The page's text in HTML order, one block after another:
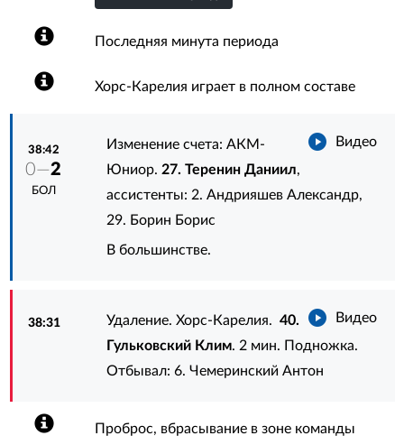
Последняя минута периода
Хорс-Карелия играет в полном составе
38:42
0—2
БОЛ
Видео
Изменение счета: АКМ-
Юниор.27. Теренин Даниил,
ассистенты: 2. Андрияшев Александр,
29. Борин Борис
В большинстве.
38:31 Видео
Удаление. Хорс-Карелия.40.
Гульковский Клим. 2 мин. Подножка.
Отбывал:6. Чемеринский Антон
Проброс, вбрасывание в зоне команды